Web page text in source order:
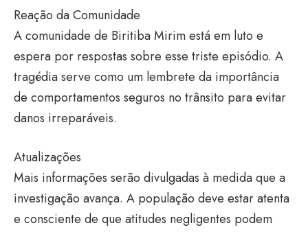
Reação da Comunidade
A comunidade de Biritiba Mirim está em luto e
espera por respostas sobre esse triste episódio. A
tragédia serve como um lembrete da importância
de comportamentos seguros no trânsito para evitar
danos irreparáveis.
Atualizações
Mais informações serão divulgadas à medida que a
investigação avança. A população deve estar atenta
e consciente de que atitudes negligentes podem